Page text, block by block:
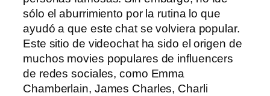
sólo el aburrimiento por la rutina lo que
ayudó a que este chat se volviera popular.
Este sitio de videochat ha sido el origen de
muchos movies populares de influencers
de redes sociales, como Emma
Chamberlain, James Charles, Charli